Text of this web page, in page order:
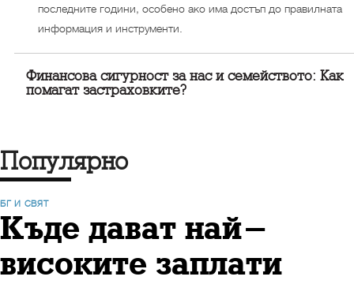
последните години, особено ако има достъп до правилната
информация и инструменти.
Финансова сигурност за нас и семейството: Как
помагат застраховките?
Популярно
БГ И СВЯТ
Къде дават най-
високите заплати